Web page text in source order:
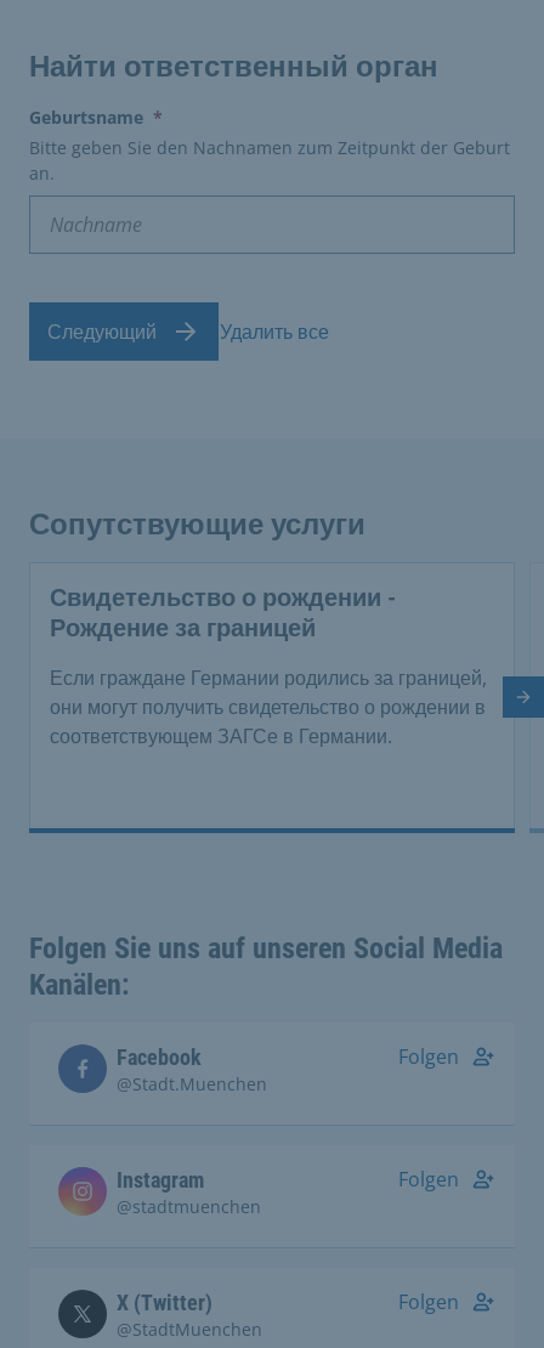
Найти ответственный орган
Geburtsname *
Bitte geben Sie den Nachnamen zum Zeitpunkt der Geburt
an.
Следующий Удалить все
Сопутствующие услуги
Свидетельство о рождении -
Рождение за границей
Если граждане Германии родились за границей,
они могут получить свидетельство о рождении в
соответствующем ЗАГСе в Германии.
Folgen Sie uns auf unseren Social Media
Kanälen:
Facebook
@Stadt.Muenchen
Folgen
Instagram
@stadtmuenchen
Folgen
X (Twitter)
@StadtMuenchen
Folgen